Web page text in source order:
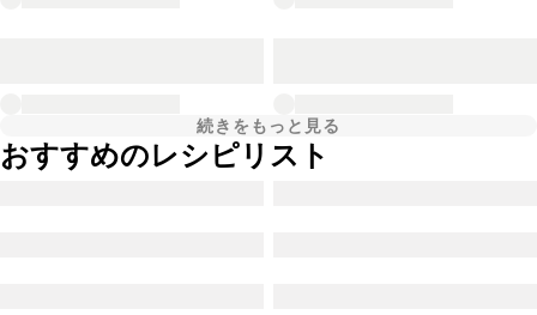
続きをもっと見る
おすすめのレシピリスト